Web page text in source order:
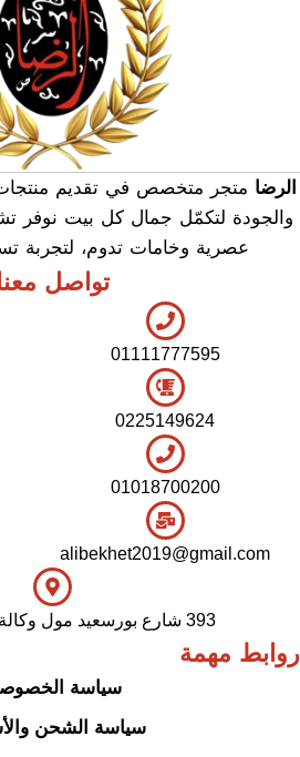
01111777595
0225149624
01018700200
الرضا متجر متخصص في تقديم منتجات
والجودة لتكمّل جمال كل بيت نوفر
عصرية وخامات تدوم، لتجربة
تواصل
روابط مهمة
سياسة
سياسة الشحن
alibekhet2019@gmail.com
393 شارع بورسعيد مول وكالة الازهر يالقاهرة